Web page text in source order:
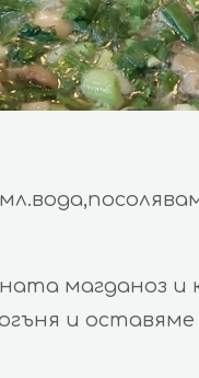
магданоз и
и